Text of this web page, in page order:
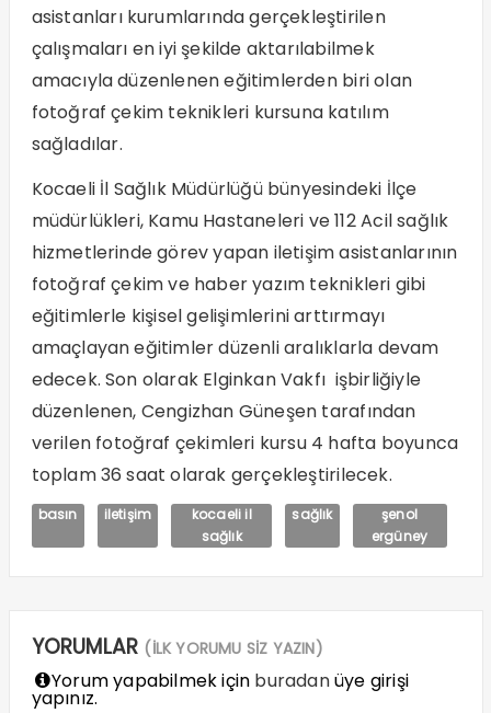
asistanları kurumlarında gerçekleştirilen
çalışmaları en iyi şekilde aktarılabilmek
amacıyla düzenlenen eğitimlerden biri olan
fotoğraf çekim teknikleri kursuna katılım
sağladılar.
Kocaeli İl Sağlık Müdürlüğü bünyesindeki İlçe
müdürlükleri, Kamu Hastaneleri ve 112 Acil sağlık
hizmetlerinde görev yapan iletişim asistanlarının
fotoğraf çekim ve haber yazım teknikleri gibi
eğitimlerle kişisel gelişimlerini arttırmayı
amaçlayan eğitimler düzenli aralıklarla devam
edecek. Son olarak Elginkan Vakfı işbirliğiyle
düzenlenen, Cengizhan Güneşen tarafından
verilen fotoğraf çekimleri kursu 4 hafta boyunca
toplam 36 saat olarak gerçekleştirilecek.
basın iletişim
kocaeli il
sağlık
sağlık
şenol
ergüney
YORUMLAR (İLK YORUMU SİZ YAZIN)
Yorum yapabilmek için buradanüye girişi
yapınız.